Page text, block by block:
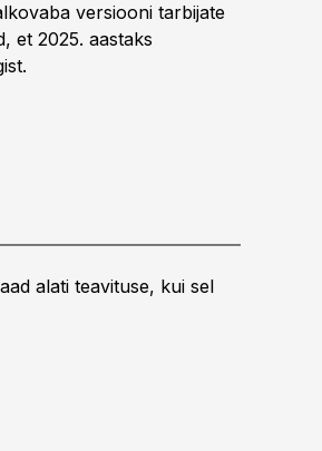
versiooni tarbijate
et 2025. aastaks
alati teavituse, kui sel